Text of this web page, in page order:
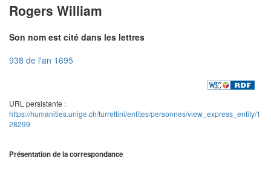
Rogers William
Son nom est cité dans les lettres
938 de l'an 1695
URL persistante :
https://humanities.unige.ch/turrettini/entites/personnes/view_express_entity/1
28299
Présentation de la correspondance